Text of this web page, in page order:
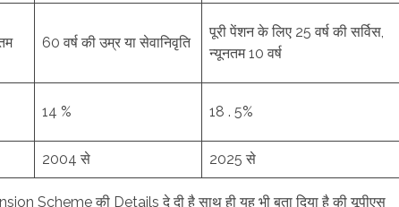
60 वर्ष की उम्र या सेवानिवृति
पूरी पेंशन के लिए 25 वर्ष की सर्विस,
न्यूनतम 10 वर्ष
14 % 18 . 5%
2004 से 2025 से
Scheme की Details दे दी है साथ ही यह भी बता दिया है की यूपीएस